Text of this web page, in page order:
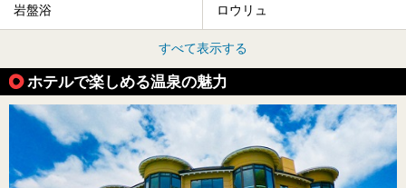
岩盤浴 ロウリュ
すべて表示する
ホテルで楽しめる温泉の魅力